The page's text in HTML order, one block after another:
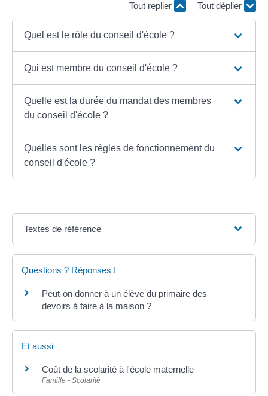
Tout replier Tout déplier
Quel est le rôle du conseil d'école ?
Qui est membre du conseil d'école ?
Quelle est la durée du mandat des membres
du conseil d'école ?
Quelles sont les règles de fonctionnement du
conseil d'école ?
Textes de référence
Questions ? Réponses !
Peut-on donner à un élève du primaire des
devoirs à faire à la maison ?
Et aussi
Coût de la scolarité à l'école maternelle
Famille - Scolarité